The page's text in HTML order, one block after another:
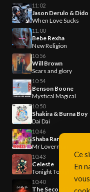
11:02
Jason Derulo & Dido
When Love Sucks
11:00
Bebe Rexha
New Religion
10:56
Will Brown
Scars and glory
10:54
Benson Boone
Mystical Magical
10:50
Shakira & Burna Boy
Dai Dai
10:46
Shaba Ranks
Mr Loverman
10:43
Celeste
Tonight Tonight
10:40
The Second Voice
Ce
En